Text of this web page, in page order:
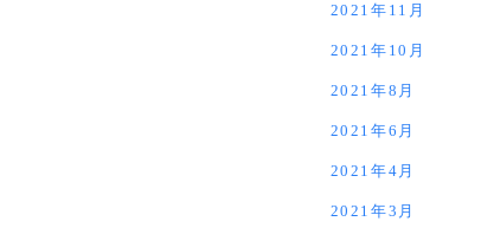
2021年11月
2021年10月
2021年8月
2021年6月
2021年4月
2021年3月